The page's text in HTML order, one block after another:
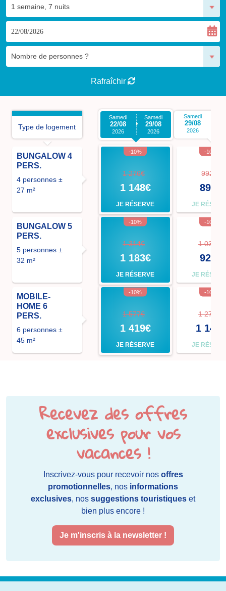
Rafraîchir
Type de logement
BUNGALOW 4
PERS.
4 personnes ±
27 m²
BUNGALOW 5
PERS.
5 personnes ±
32 m²
MOBILE-
HOME 6
PERS.
6 personnes ±
45 m²
Samedi
22/08
2026
Samedi
29/08
2026
-10%
1 276€
1 148€
JE RÉSERVE
-10%
1 314€
1 183€
JE RÉSERVE
-10%
1 577€
1 419€
JE RÉSERVE
Samedi
29/08
2026
-10%
992€
893€
JE
-10%
1 030€
927€
JE
-10%
1 271€
1 144€
JE
Recevez des offres
exclusives pour vos
vacances !
Inscrivez-vous pour recevoir nos offres
promotionnelles, nos informations
exclusives, nos suggestions touristiques et
bien plus encore !
Je m'inscris à la newsletter !